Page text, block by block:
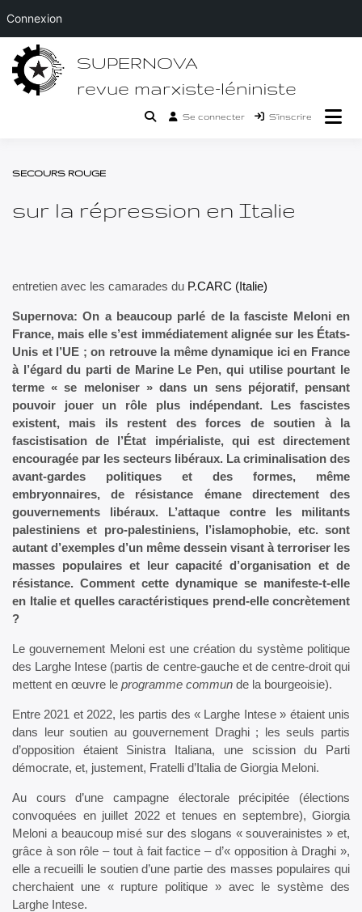
Passer
contenu
SUPERNOVA
revue marxiste-léniniste
Se connecter S’inscrire
SECOURS ROUGE
sur la répression en Italie
entretien avec les camarades du P.CARC (Italie)
Supernova: On a beaucoup parlé de la fasciste Meloni en
France, mais elle s’est immédiatement alignée sur les États-
Unis et l’UE ; on retrouve la même dynamique ici en France
à l’égard du parti de Marine Le Pen, qui utilise pourtant le
terme « se meloniser » dans un sens péjoratif, pensant
pouvoir jouer un rôle plus indépendant. Les fascistes
existent, mais ils restent des forces de soutien à la
fascistisation de l’État impérialiste, qui est directement
encouragée par les secteurs libéraux. La criminalisation des
avant-gardes politiques et des formes, même
embryonnaires, de résistance émane directement des
gouvernements libéraux. L’attaque contre les militants
palestiniens et pro-palestiniens, l’islamophobie, etc. sont
autant d’exemples d’un même dessein visant à terroriser les
masses populaires et leur capacité d’organisation et de
résistance. Comment cette dynamique se manifeste-t-elle
en Italie et quelles caractéristiques prend-elle concrètement
?
Le gouvernement Meloni est une création du système politique
des Larghe Intese (partis de centre-gauche et de centre-droit qui
mettent en œuvre le programme commun de la bourgeoisie).
Entre 2021 et 2022, les partis des « Larghe Intese » étaient unis
dans leur soutien au gouvernement Draghi ; les seuls partis
d’opposition étaient Sinistra Italiana, une scission du Parti
démocrate, et, justement, Fratelli d’Italia de Giorgia Meloni.
Au cours d’une campagne électorale précipitée (élections
convoquées en juillet 2022 et tenues en septembre), Giorgia
Meloni a beaucoup misé sur des slogans « souverainistes » et,
grâce à son rôle – tout à fait factice – d’« opposition à Draghi »,
elle a recueilli le soutien d’une partie des masses populaires qui
cherchaient une « rupture politique » avec le système des
Larghe Intese.
Connexion